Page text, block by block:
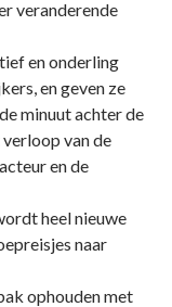
veranderende
en onderling
en geven ze
minuut achter de
van de
en de
heel nieuwe
naar
ophouden met